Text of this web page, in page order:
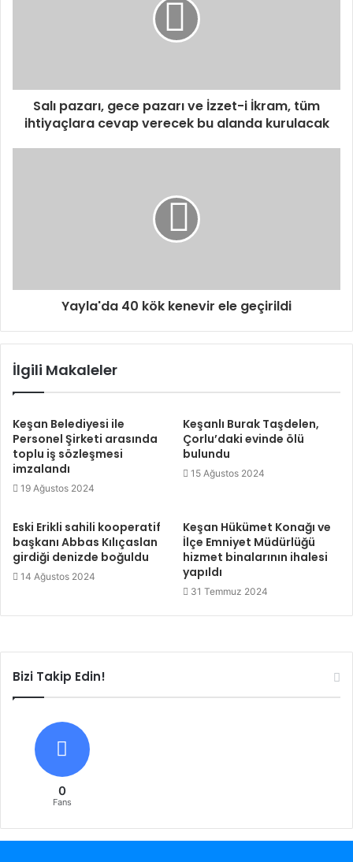
Salı pazarı, gece pazarı ve İzzet-i İkram, tüm
ihtiyaçlara cevap verecek bu alanda kurulacak
Yayla'da 40 kök kenevir ele geçirildi
İlgili Makaleler
Keşan Belediyesi ile
Personel Şirketi arasında
toplu iş sözleşmesi
imzalandı
19 Ağustos 2024
Keşanlı Burak Taşdelen,
Çorlu’daki evinde ölü
bulundu
15 Ağustos 2024
Eski Erikli sahili kooperatif
başkanı Abbas Kılıçaslan
girdiği denizde boğuldu
14 Ağustos 2024
Keşan Hükümet Konağı ve
İlçe Emniyet Müdürlüğü
hizmet binalarının ihalesi
yapıldı
31 Temmuz 2024
Bizi Takip Edin!
0
Fans